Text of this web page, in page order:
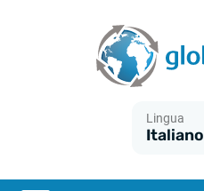
Lingua
Italiano
Cos'è l'inflazione CPI?
Cos'è l'inflazione HICP?
Tassi storici Euribor
Calcolatore dell’inflazione